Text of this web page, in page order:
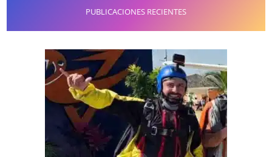
PUBLICACIONES RECIENTES